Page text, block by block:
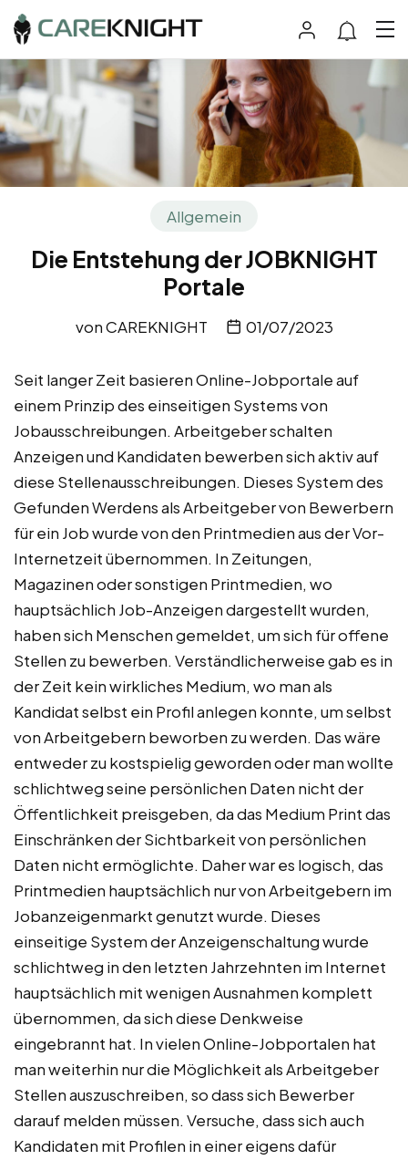
Allgemein
Die Entstehung der JOBKNIGHT
Portale
vonCAREKNIGHT 01/07/2023
Seit langer Zeit basieren Online-Jobportale auf
einem Prinzip des einseitigen Systems von
Jobausschreibungen. Arbeitgeber schalten
Anzeigen und Kandidaten bewerben sich aktiv auf
diese Stellenausschreibungen. Dieses System des
Gefunden Werdens als Arbeitgeber von Bewerbern
für ein Job wurde von den Printmedien aus der Vor-
Internetzeit übernommen. In Zeitungen,
Magazinen oder sonstigen Printmedien, wo
hauptsächlich Job-Anzeigen dargestellt wurden,
haben sich Menschen gemeldet, um sich für offene
Stellen zu bewerben. Verständlicherweise gab es in
der Zeit kein wirkliches Medium, wo man als
Kandidat selbst ein Profil anlegen konnte, um selbst
von Arbeitgebern beworben zu werden. Das wäre
entweder zu kostspielig geworden oder man wollte
schlichtweg seine persönlichen Daten nicht der
Öffentlichkeit preisgeben, da das Medium Print das
Einschränken der Sichtbarkeit von persönlichen
Daten nicht ermöglichte. Daher war es logisch, das
Printmedien hauptsächlich nur von Arbeitgebern im
Jobanzeigenmarkt genutzt wurde. Dieses
einseitige System der Anzeigenschaltung wurde
schlichtweg in den letzten Jahrzehnten im Internet
hauptsächlich mit wenigen Ausnahmen komplett
übernommen, da sich diese Denkweise
eingebrannt hat. In vielen Online-Jobportalen hat
man weiterhin nur die Möglichkeit als Arbeitgeber
Stellen auszuschreiben, so dass sich Bewerber
darauf melden müssen. Versuche, dass sich auch
Kandidaten mit Profilen in einer eigens dafür